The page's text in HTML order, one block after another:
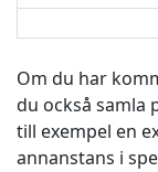
Om du har
du också samla
till exempel en
annanstans i